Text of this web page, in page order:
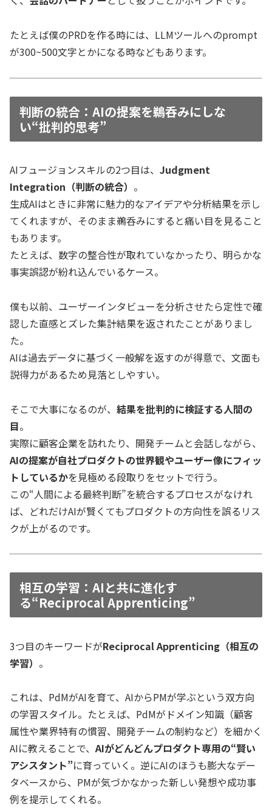
たとえば僕のPRDを作る時には、LLMツールへのprompt
が300~500文字とかになる時などもあります。
判断の統合：AIの提案を鵜呑みにしな
い“批判的思考”
AIフュージョンスキルの2つ目は、 Judgment
Integration（判断の統合） 。
生成AIはときに非常に魅力的なアイデアや分析結果を示し
てくれますが、そのまま鵜呑みにすると痛い目を見ること
もあります。
たとえば、数字の整合性が取れていなかったり、明らかな
事実誤認が紛れ込んでいるケース。
僕も以前、ユーザーインタビューを分析させたら定性で確
認した直感とズレた集計結果を返されたことがありまし
た。
AIは過去データに基づく一般解を返すのが得意で、文面も
説得力があるため見落としやすい。
そこで大事になるのが、 結果を批判的に検証する人間の
目。
実際に顧客企業を訪れたり、開発チームと会話しながら、
AIの提案が自社プロダクトの世界観やユーザー像にフィッ
トしているかを見極める段取りをセットで行う。
この“人間による最終判断”を統合するプロセスがなけれ
ば、どれだけAIが賢くてもプロダクトの方向性を誤るリス
クが上がるのです。
相互の学習：AIと共に進化す
る“Reciprocal Apprenticing”
3つ目のキーワードがReciprocal Apprenticing（相互の
学習） 。
これは、 PdMがAIを育て、AIからPMが学ぶという双方向
の学習スタイル。たとえば、PdMがドメイン知識（顧客
属性や業界特有の慣習、開発チームの制約など）を細かく
AIに教えることで、AIがどんどんプロダクト専用の“賢い
アシスタント”に育っていく。逆にAIのほうも膨大なデー
タベースから、PMが気づかなかった新しい発想や成功事
例を提示してくれる。